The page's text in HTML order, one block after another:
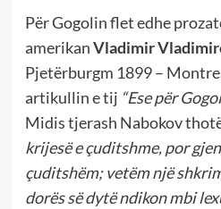
Për Gogolin flet edhe
amerikanVladimir
Pjetërburgm 1899 –
artikullin e tij “Ese për
Midis tjerash Nabokov
krijesë e çuditshme, por
çuditshëm; vetëm një
dorës së dytë ndikon mbi